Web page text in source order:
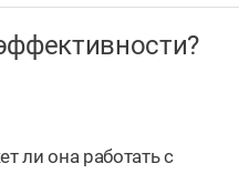
ли она работать с